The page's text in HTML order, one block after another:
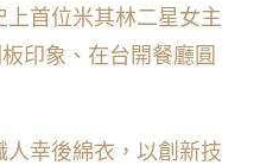
首位米其林二星女主
印象、在台開餐廳圓
幸後綿衣，以創新技